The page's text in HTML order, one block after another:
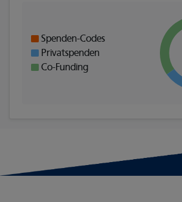
Spenden-Codes
Privatspenden
Co-Funding